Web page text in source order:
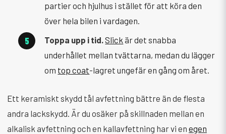
partier och hjulhus i stället för att köra den
över hela bilen i vardagen.
Toppa upp i tid.Slick är det snabba
underhållet mellan tvättarna, medan du lägger
om top coat-lagret ungefär en gång om året.
Ett keramiskt skydd tål avfettning bättre än de flesta
andra lackskydd. Är du osäker på skillnaden mellan en
alkalisk avfettning och en kallavfettning har vi en egen